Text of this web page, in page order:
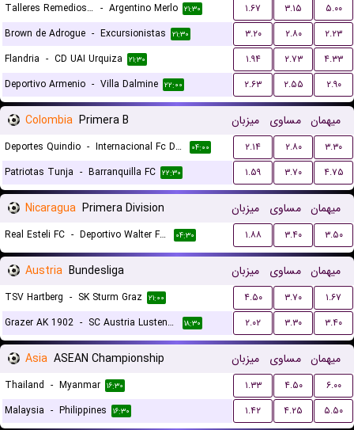
Talleres Remedios Escalada - Argentino Merlo ۲۱:۳۰ ۱.۶۷ ۳.۱۵
۵.۰۰
Brown de Adrogue - Excursionistas ۲۱:۳۰ ۳.۲۰ ۲.۸۰
۲.۲۳
Flandria - CD UAI Urquiza ۲۱:۳۰ ۱.۹۴ ۲.۷۳
۴.۳۳
Deportivo Armenio - Villa Dalmine ۲۲:۰۰ ۲.۶۳ ۲.۵۵ ۲.۹۰
Colombia Primera B میزبان مساوی میهمان
Deportes Quindio - Internacional Fc De Palmira ۰۴:۰۰ ۲.۱۴ ۲.۸۰
۳.۳۰
Patriotas Tunja - Barranquilla FC ۲۲:۳۰ ۱.۵۹ ۳.۷۰ ۴.۷۵
Nicaragua Primera Division میزبان مساوی میهمان
Real Esteli FC - Deportivo Walter Ferreti ۰۴:۳۰ ۱.۸۸ ۳.۴۰ ۳.۵۰
Austria Bundesliga میزبان مساوی میهمان
TSV Hartberg - SK Sturm Graz ۲۱:۰۰ ۴.۵۰ ۳.۷۰
۱.۶۷
Grazer AK 1902 - SC Austria Lustenau ۱۸:۳۰ ۲.۰۲ ۳.۳۰ ۳.۴۰
Asia ASEAN Championship میزبان مساوی میهمان
Thailand - Myanmar ۱۶:۳۰ ۱.۳۳ ۴.۵۰
۶.۰۰
Malaysia - Philippines ۱۶:۳۰ ۱.۴۲ ۴.۲۵ ۵.۵۰